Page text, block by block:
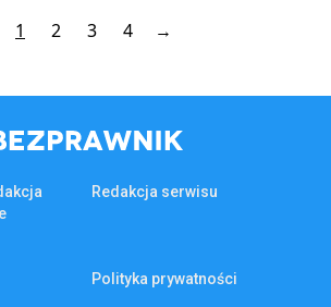
1 2 3 4 →
Redakcja serwisu
Polityka prywatności